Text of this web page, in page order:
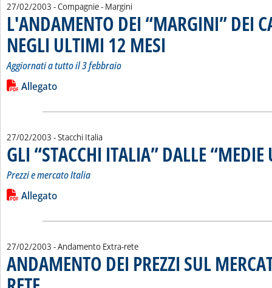
27/02/2003 - Compagnie - Margini
L'ANDAMENTO DEI “MARGINI” DEI
NEGLI ULTIMI 12 MESI
Aggiornati a tutto il 3 febbraio
Leggi tutta la notizia: 'L'ANDAMENTO DEI “MARGINI” DEI
Lista allegati PDF alla notizia
Allegato
27/02/2003 - Stacchi Italia
GLI “STACCHI ITALIA” DALLE “MEDIE
Prezzi e mercato Italia
Leggi tutta la notizia: 'GLI “STACCHI ITALIA” DALLE “MEDIE
Lista allegati PDF alla notizia
Allegato
27/02/2003 - Andamento Extra-rete
ANDAMENTO DEI PREZZI SUL